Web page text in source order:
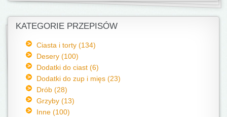
KATEGORIE PRZEPISÓW
Ciasta i torty (134)
Desery (100)
Dodatki do ciast (6)
Dodatki do zup i mięs (23)
Drób (28)
Grzyby (13)
Inne (100)